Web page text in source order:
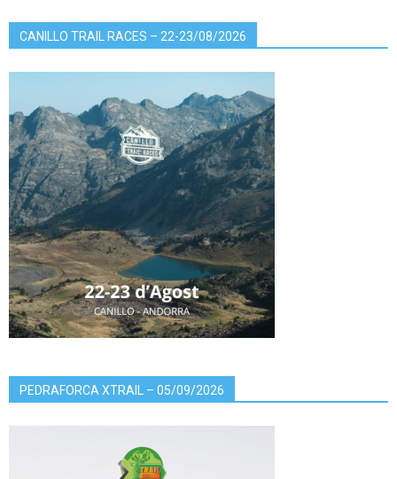
CANILLO TRAIL RACES – 22-23/08/2026
PEDRAFORCA XTRAIL – 05/09/2026